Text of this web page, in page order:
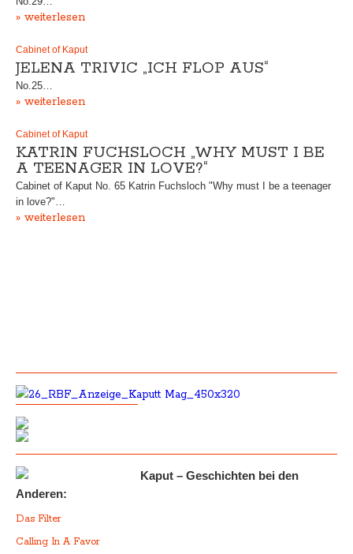
» weiterlesen
Cabinet of Kaput
JELENA TRIVIC „ICH FLOP AUS“
No.25…
» weiterlesen
Cabinet of Kaput
KATRIN FUCHSLOCH „WHY MUST I BE
A TEENAGER IN LOVE?“
Cabinet of Kaput No. 65 Katrin Fuchsloch "Why must I be a teenager
in love?"…
» weiterlesen
Kaput – Geschichten bei den
Anderen:
Das Filter
Calling In A Favor